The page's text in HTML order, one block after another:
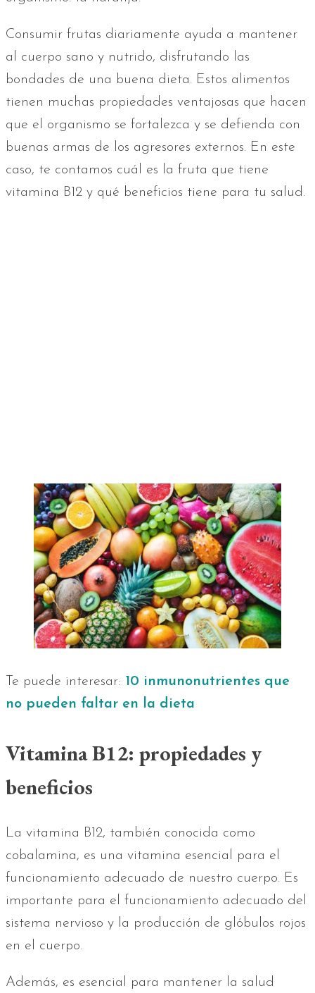
Consumir frutas diariamente ayuda a mantener
al cuerpo sano y nutrido, disfrutando las
bondades de una buena dieta. Estos alimentos
tienen muchas propiedades ventajosas que hacen
que el organismo se fortalezca y se defienda con
buenas armas de los agresores externos. En este
caso, te contamos cuál es la fruta que tiene
vitamina B12 y qué beneficios tiene para tu salud.
Te puede interesar: 10 inmunonutrientes que
no pueden faltar en la dieta
Vitamina B12: propiedades y
beneficios
La vitamina B12, también conocida como
cobalamina, es una vitamina esencial para el
funcionamiento adecuado de nuestro cuerpo. Es
importante para el funcionamiento adecuado del
sistema nervioso y la producción de glóbulos rojos
en el cuerpo.
Además, es esencial para mantener la salud